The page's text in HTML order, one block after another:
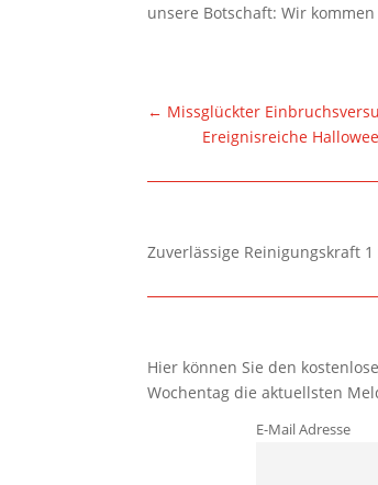
unsere Botschaft: Wir
← Missglückter
Ereignisreiche
Zuverlässige Reinigungskraft
Hier können Sie den
Wochentag die aktuellsten
E-Mail Adresse